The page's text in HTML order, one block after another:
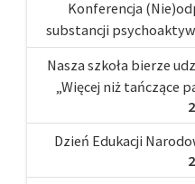
Konferencja
substancji
Nasza szkoła bierze
„Więcej niż tańczące
Dzień Edukacji